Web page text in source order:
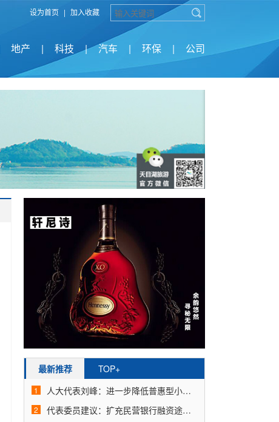
设为首页 | 加入收藏
地产 | 科技 | 汽车 | 环保 | 公司
最新推荐 TOP+
1 人大代表刘峰：进一步降低普惠型小微企业贷款成本
2 代表委员建议：扩充民营银行融资途径和资金来源